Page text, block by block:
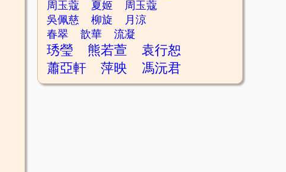
周玉蔻 夏姬
周玉蔻
吳佩慈
柳旋
月涼
春翠
歆華 流凝
琇瑩 熊若萱
袁行恕
蕭亞軒
萍映 馮沅君